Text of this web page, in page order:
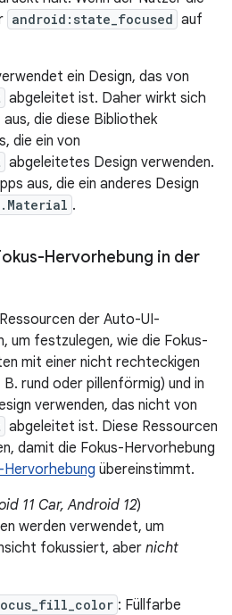
android:state_focused auf
ein Design, das von
abgeleitet ist. Daher wirkt sich
die diese Bibliothek
die ein von
abgeleitetes Design verwenden.
aus, die ein anderes Design
.
Hervorhebung in der
der Auto-UI-
um festzulegen, wie die Fokus-
mit einer nicht rechteckigen
rund oder pillenförmig) und in
verwenden, das nicht von
abgeleitet ist. Diese Ressourcen
damit die Fokus-Hervorhebung
übereinstimmt.
11 Car, Android 12)
werden verwendet, um
fokussiert, aber nicht
: Füllfarbe